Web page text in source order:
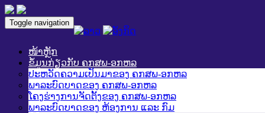
Toggle navigation
ໜ້າຫຼັກ
ຂໍ້ມູນກ່ຽວກັບ ຄກສພ-ອກຫລ
ປະຫວັດຄວາມເປັນມາຂອງ ຄກສພ-ອກຫລ
ພາລະບົດບາດຂອງ ຄກສພ-ອກຫລ
ໂຄງຮ່າງການຈັດຕັ້ງຂອງ ຄກສພ-ອກຫລ
ພາລະບົດບາດຂອງ ຫ້ອງການ ແລະ ກົມ